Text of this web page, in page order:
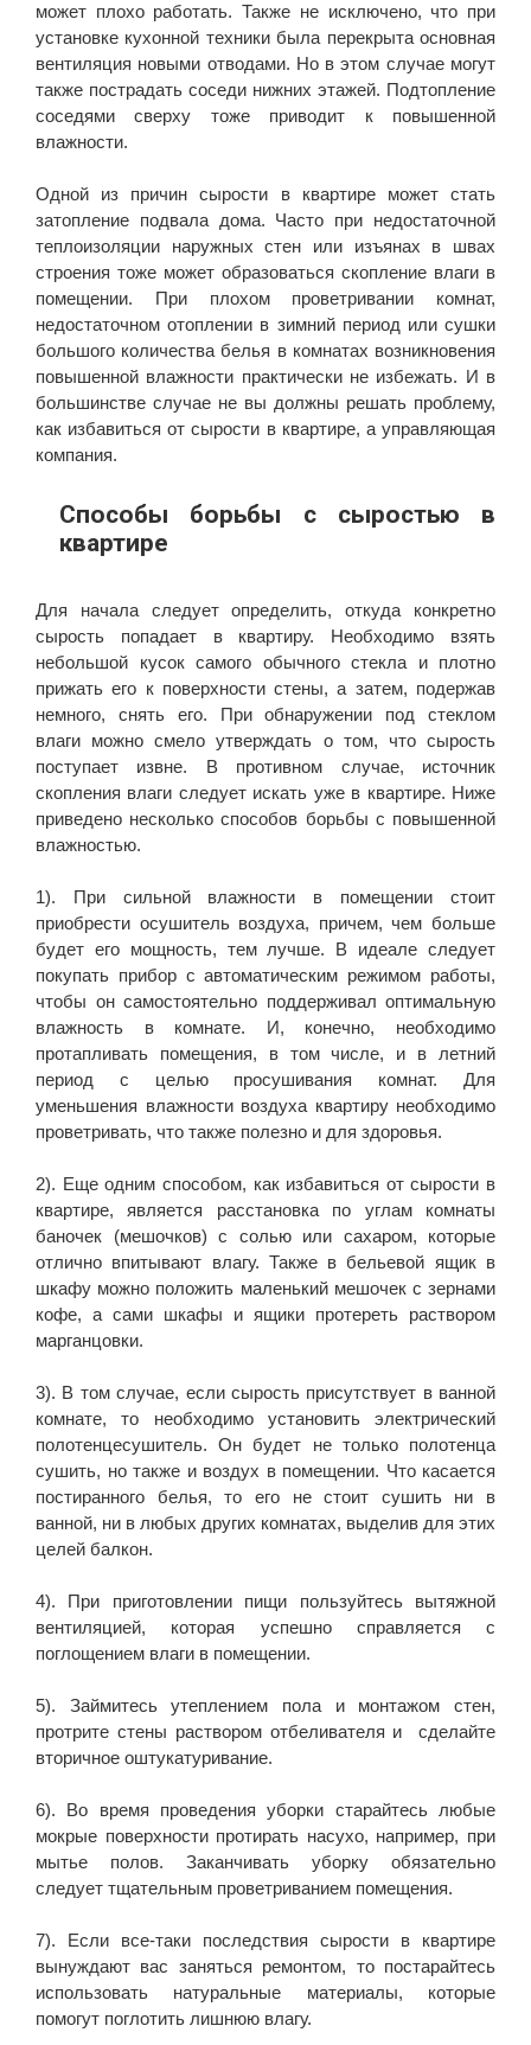
может плохо работать. Также не исключено, что при
установке кухонной техники была перекрыта основная
вентиляция новыми отводами. Но в этом случае могут
также пострадать соседи нижних этажей. Подтопление
соседями сверху тоже приводит к повышенной
влажности.
Одной из причин сырости в квартире может стать
затопление подвала дома. Часто при недостаточной
теплоизоляции наружных стен или изъянах в швах
строения тоже может образоваться скопление влаги в
помещении. При плохом проветривании комнат,
недостаточном отоплении в зимний период или сушки
большого количества белья в комнатах возникновения
повышенной влажности практически не избежать. И в
большинстве случае не вы должны решать проблему,
как избавиться от сырости в квартире, а управляющая
компания.
Способы борьбы с сыростью в
квартире
Для начала следует определить, откуда конкретно
сырость попадает в квартиру. Необходимо взять
небольшой кусок самого обычного стекла и плотно
прижать его к поверхности стены, а затем, подержав
немного, снять его. При обнаружении под стеклом
влаги можно смело утверждать о том, что сырость
поступает извне. В противном случае, источник
скопления влаги следует искать уже в квартире. Ниже
приведено несколько способов борьбы с повышенной
влажностью.
1). При сильной влажности в помещении стоит
приобрести осушитель воздуха, причем, чем больше
будет его мощность, тем лучше. В идеале следует
покупать прибор с автоматическим режимом работы,
чтобы он самостоятельно поддерживал оптимальную
влажность в комнате. И, конечно, необходимо
протапливать помещения, в том числе, и в летний
период с целью просушивания комнат. Для
уменьшения влажности воздуха квартиру необходимо
проветривать, что также полезно и для здоровья.
2). Еще одним способом, как избавиться от сырости в
квартире, является расстановка по углам комнаты
баночек (мешочков) с солью или сахаром, которые
отлично впитывают влагу. Также в бельевой ящик в
шкафу можно положить маленький мешочек с зернами
кофе, а сами шкафы и ящики протереть раствором
марганцовки.
3). В том случае, если сырость присутствует в ванной
комнате, то необходимо установить электрический
полотенцесушитель. Он будет не только полотенца
сушить, но также и воздух в помещении. Что касается
постиранного белья, то его не стоит сушить ни в
ванной, ни в любых других комнатах, выделив для этих
целей балкон.
4). При приготовлении пищи пользуйтесь вытяжной
вентиляцией, которая успешно справляется с
поглощением влаги в помещении.
5). Займитесь утеплением пола и монтажом стен,
протрите стены раствором отбеливателя и сделайте
вторичное оштукатуривание.
6). Во время проведения уборки старайтесь любые
мокрые поверхности протирать насухо, например, при
мытье полов. Заканчивать уборку обязательно
следует тщательным проветриванием помещения.
7). Если все-таки последствия сырости в квартире
вынуждают вас заняться ремонтом, то постарайтесь
использовать натуральные материалы, которые
помогут поглотить лишнюю влагу.